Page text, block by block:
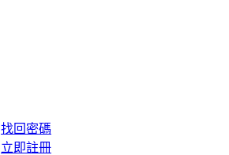
找回密碼
立即註冊